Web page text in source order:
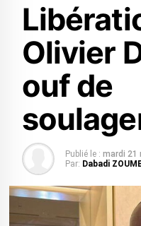
Olivier
ouf de
Publié le : mardi 21
Par: Dabadi